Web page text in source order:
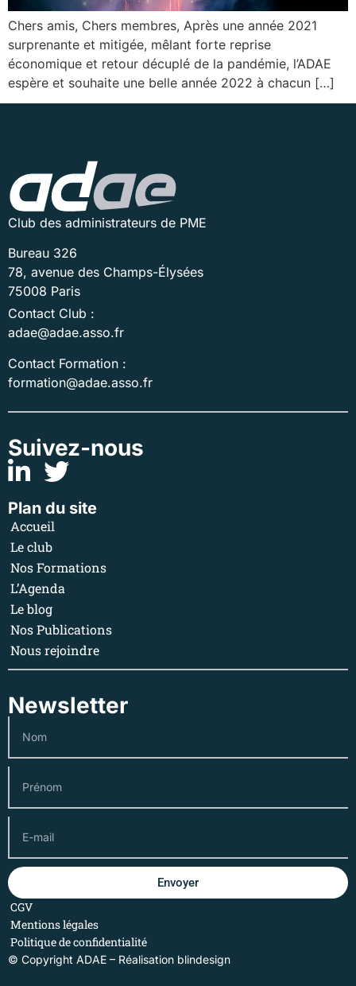
Chers amis, Chers membres, Après une année 2021
surprenante et mitigée, mêlant forte reprise
économique et retour décuplé de la pandémie, l’ADAE
espère et souhaite une belle année 2022 à chacun […]
Club des administrateurs de PME
Bureau 326
78, avenue des Champs-Élysées
75008 Paris
Contact Club :
adae@adae.asso.fr
Contact Formation :
formation@adae.asso.fr
Suivez-nous
Plan du site
Accueil
Le club
Nos Formations
L’Agenda
Le blog
Nos Publications
Nous rejoindre
Newsletter
Envoyer
CGV
Mentions légales
Politique de confidentialité
© Copyright ADAE – Réalisation blindesign